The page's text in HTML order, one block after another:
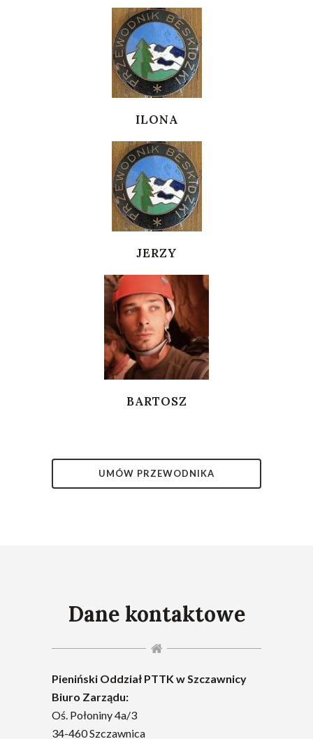
ILONA
JERZY
BARTOSZ
UMÓW PRZEWODNIKA
Dane kontaktowe
Pieniński Oddział PTTK w Szczawnicy
Biuro Zarządu:
Oś. Połoniny 4a/3
34-460 Szczawnica